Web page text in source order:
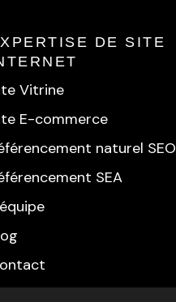
DE SITE
Vitrine
E-commerce
naturel SEO
SEA